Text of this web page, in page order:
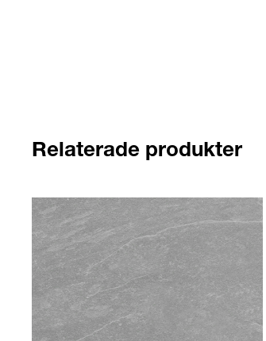
Relaterade produkter